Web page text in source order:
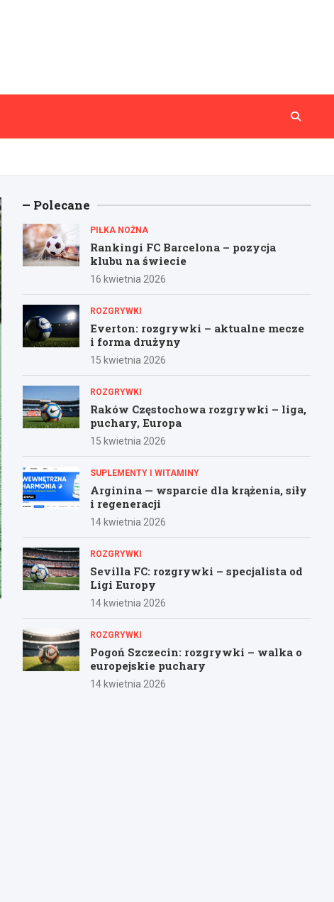
Polecane
PIŁKA NOŻNA
Rankingi FC Barcelona – pozycja
klubu na świecie
16 kwietnia 2026
ROZGRYWKI
Everton: rozgrywki – aktualne mecze
i forma drużyny
15 kwietnia 2026
ROZGRYWKI
Raków Częstochowa rozgrywki – liga,
puchary, Europa
15 kwietnia 2026
SUPLEMENTY I WITAMINY
Arginina — wsparcie dla krążenia, siły
i regeneracji
14 kwietnia 2026
ROZGRYWKI
Sevilla FC: rozgrywki – specjalista od
Ligi Europy
14 kwietnia 2026
ROZGRYWKI
Pogoń Szczecin: rozgrywki – walka o
europejskie puchary
14 kwietnia 2026